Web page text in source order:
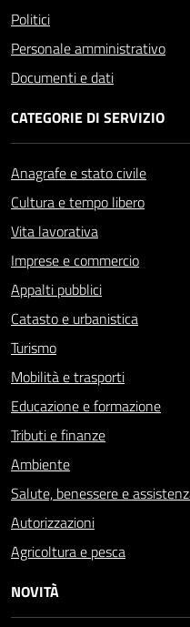
Politici
Personale amministrativo
Documenti e dati
CATEGORIE DI SERVIZIO
Anagrafe e stato civile
Cultura e tempo libero
Vita lavorativa
Imprese e commercio
Appalti pubblici
Catasto e urbanistica
Turismo
Mobilità e trasporti
Educazione e formazione
Tributi e finanze
Ambiente
Salute, benessere e
Autorizzazioni
Agricoltura e pesca
NOVITÀ